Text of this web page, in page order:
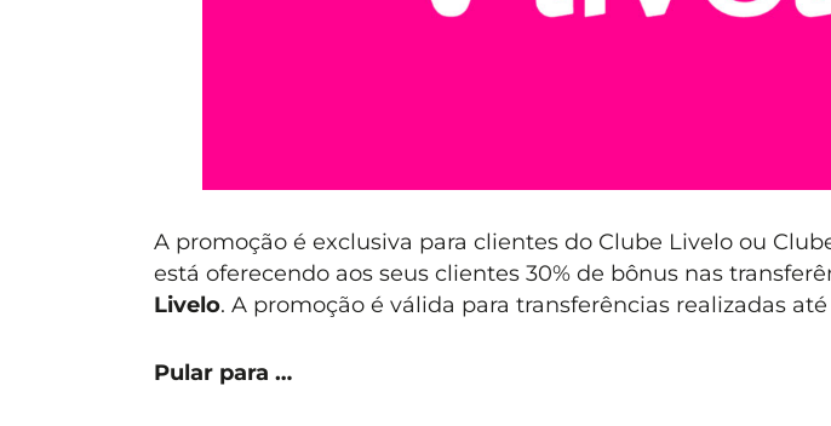
A promoção é exclusiva para clientes do Clube Livelo ou
está oferecendo aos seus clientes 30% de bônus nas
Livelo. A promoção é válida para transferências realizadas
Pular para …